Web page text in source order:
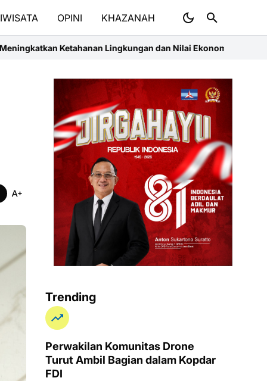
OPINI KHAZANAH
Lingkungan dan Nilai Ekonomis Masyarakat pada Proklim
Trending
Perwakilan Komunitas Drone
Turut Ambil Bagian dalam Kopdar
FDI